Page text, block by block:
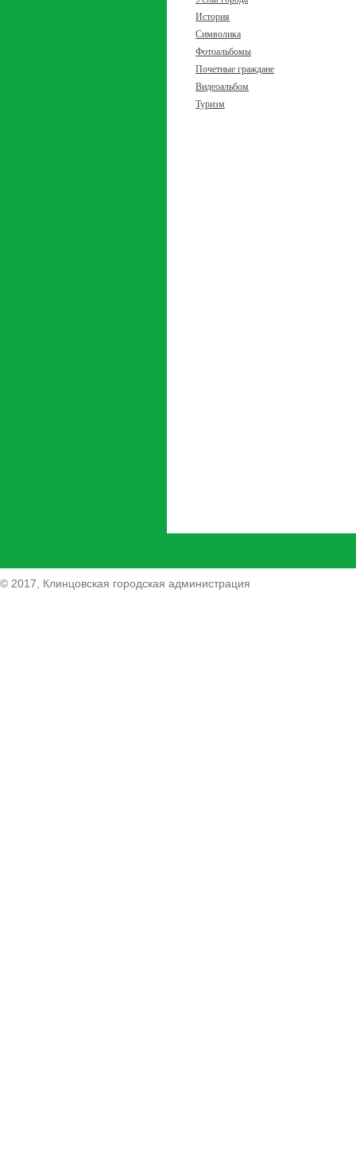
История
Символика
Фотоальбомы
Почетные граждане
Видеоальбом
Туризм
© 2017, Клинцовская городская администрация